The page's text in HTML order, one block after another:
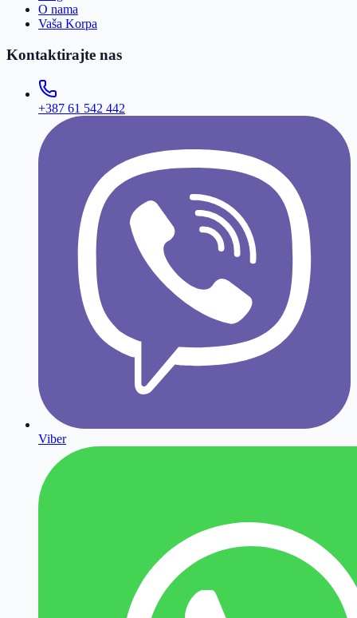
O nama
Vaša Korpa
Kontaktirajte nas
+387 61 542 442
Viber